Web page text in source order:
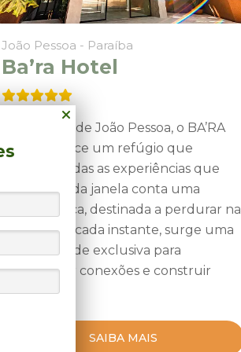
João Pessoa - Paraíba
Ba’ra Hotel
No coração de João Pessoa, o BA’RA
Hotel oferece um refúgio que
combina todas as experiências que
merece. Cada janela conta uma
história única, destinada a perdurar na
memória. A cada instante, surge uma
oportunidade exclusiva para
estabelecer conexões e construir
pontes.
SAIBA MAIS